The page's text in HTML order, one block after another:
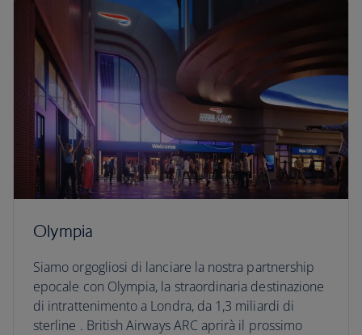
Olympia
Siamo orgogliosi di lanciare la nostra partnership
epocale con Olympia, la straordinaria destinazione
di intrattenimento a Londra, da 1,3 miliardi di
sterline . British Airways ARC aprirà il prossimo